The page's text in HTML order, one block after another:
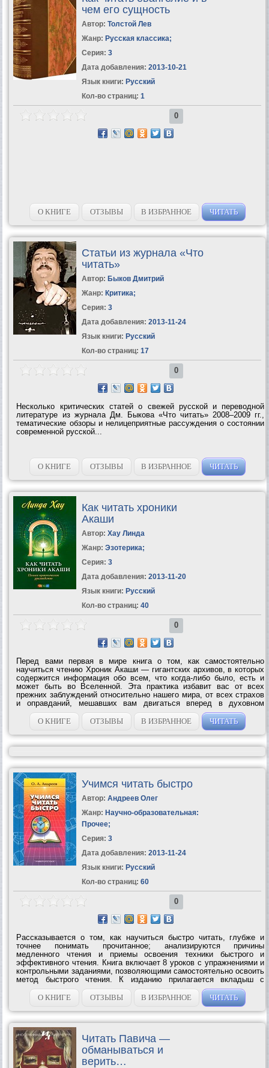
чем его сущность
Автор: Толстой Лев
Жанр: Русская классика;
Серия: 3
Дата добавления: 2013-10-21
Язык книги: Русский
Кол-во страниц: 1
0
О КНИГЕ ОТЗЫВЫ В ИЗБРАННОЕ ЧИТАТЬ
Статьи из журнала «Что
читать»
Автор: Быков Дмитрий
Жанр: Критика;
Серия: 3
Дата добавления: 2013-11-24
Язык книги: Русский
Кол-во страниц: 17
0
Несколько критических статей о свежей русской и переводной
литературе из журнала Дм. Быкова «Что читать» 2008–2009 гг.,
тематические обзоры и нелицеприятные рассуждения о состоянии
современной русской...
О КНИГЕ ОТЗЫВЫ В ИЗБРАННОЕ ЧИТАТЬ
Как читать хроники
Акаши
Автор: Хау Линда
Жанр: Эзотерика;
Серия: 3
Дата добавления: 2013-11-20
Язык книги: Русский
Кол-во страниц: 40
0
Перед вами первая в мире книга о том, как самостоятельно
научиться чтению Хроник Акаши — гигантских архивов, в которых
содержится информация обо всем, что когда-либо было, есть и
может быть во Вселенной. Эта практика избавит вас от всех
прежних заблуждений относительно нашего мира, от всех страхов
и оправданий, мешавших вам двигаться вперед в духовном
развитии. Поскольку Хроники Акаши — это не физическое место,
а один из уровней...
О КНИГЕ ОТЗЫВЫ В ИЗБРАННОЕ ЧИТАТЬ
Учимся читать быстро
Автор: Андреев Олег
Жанр: Научно-образовательная:
Прочее;
Серия: 3
Дата добавления: 2013-11-24
Язык книги: Русский
Кол-во страниц: 60
0
Рассказывается о том, как научиться быстро читать, глубже и
точнее понимать прочитанное; анализируются причины
медленного чтения и приемы освоения техники быстрого и
эффективного чтения. Книга включает 8 уроков с упражнениями и
контрольными заданиями, позволяющими самостоятельно освоить
метод быстрого чтения. К изданию прилагается вкладыш с
тренировочными таблицами.УЧИМСЯ ЧИТАТЬ БЫСТРО – Первая
ступень обучения в Школе Олега...
О КНИГЕ ОТЗЫВЫ В ИЗБРАННОЕ ЧИТАТЬ
Читать Павича —
обманываться и
верить…